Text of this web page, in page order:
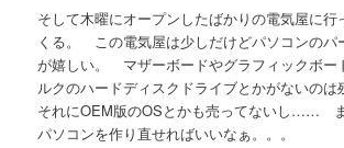
そして木曜にオープンしたばかりの電気屋に行
くる。 この電気屋は少しだけどパソコンのパ
が嬉しい。 マザーボードやグラフィックボー
ルクのハードディスクドライブとかがないの
それにOEM版のOSとかも売ってないし……
パソコンを作り直せればいいなぁ。。。